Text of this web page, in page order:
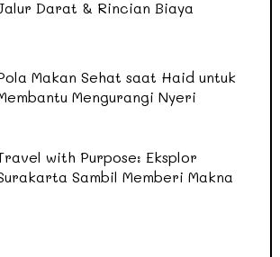
Darat & Rincian Biaya
Makan Sehat saat Haid untuk
Mengurangi Nyeri
with Purpose: Eksplor
Sambil Memberi Makna